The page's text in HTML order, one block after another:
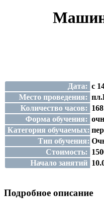
Дата: с
Место проведения:
Количество часов:
Форма обучения:
Категория обучаемых:
Тип обучения:
Стоимость:
Начало занятий
Подробное описание